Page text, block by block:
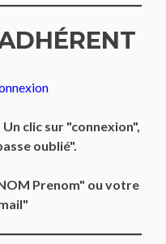
clic sur "connexion",
oublié".
Prenom" ou votre